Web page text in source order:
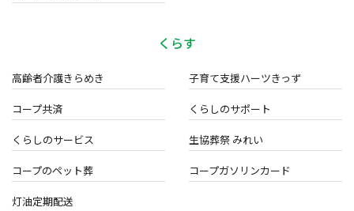
くらす
高齢者介護きらめき 子育て支援ハーツきっず
コープ共済 くらしのサポート
くらしのサービス 生協葬祭 みれい
コープのペット葬 コープガソリンカード
灯油定期配送